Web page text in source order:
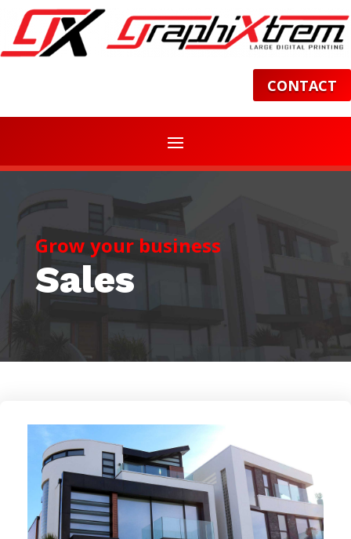
CONTACT
Grow your business
Sales